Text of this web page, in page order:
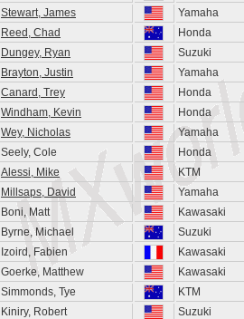
Stewart, James Yamaha
Reed, Chad Honda
Dungey, Ryan Suzuki
Brayton, Justin Yamaha
Canard, Trey Honda
Windham, Kevin Honda
Wey, Nicholas Yamaha
Seely, Cole Honda
Alessi, Mike KTM
Millsaps, David Yamaha
Boni, Matt Kawasaki
Byrne, Michael Suzuki
Izoird, Fabien Kawasaki
Goerke, Matthew Kawasaki
Simmonds, Tye KTM
Kiniry, Robert Suzuki